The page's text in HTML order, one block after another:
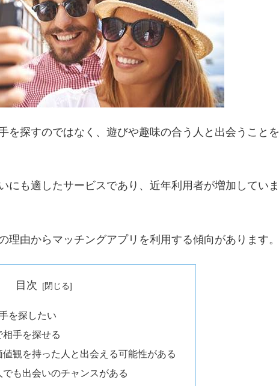
を探すのではなく、遊びや趣味の合う人と出会うことを
にも適したサービスであり、近年利用者が増加していま
理由からマッチングアプリを利用する傾向があります。
目次
を探したい
手を探せる
観を持った人と出会える可能性がある
も出会いのチャンスがある